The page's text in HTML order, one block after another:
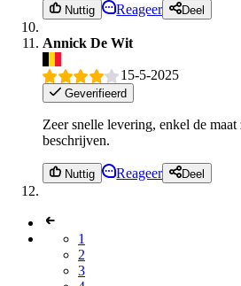
Nuttig Reageer Deel
Annick De Wit
15-5-2025
Geverifieerd
Zeer snelle levering, enkel de
beschrijven.
Nuttig Reageer Deel
1
2
3